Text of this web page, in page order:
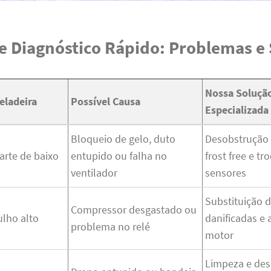
Diagnóstico Rápido: Problemas e
Possível Causa
Nossa
Especializada
de baixo
Bloqueio de gelo, duto
entupido ou falha no
ventilador
frost free e
sensores
alto
Compressor desgastado ou
problema no relé
Substituição
danificadas e
motor
Limpeza e